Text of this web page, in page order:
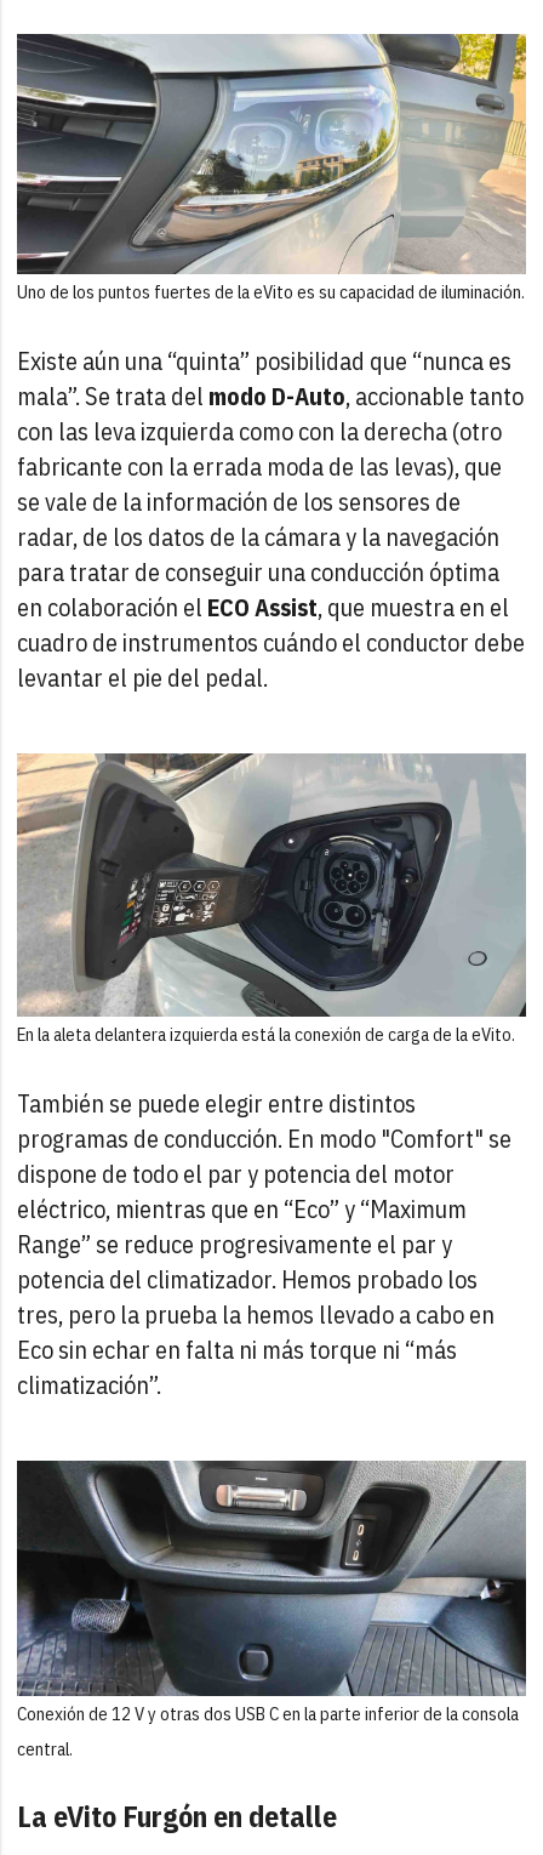
Uno de los puntos fuertes de la eVito es su capacidad de iluminación.
Existe aún una “quinta” posibilidad que “nunca es
mala”. Se trata del modo D-Auto, accionable tanto
con las leva izquierda como con la derecha (otro
fabricante con la errada moda de las levas), que
se vale de la información de los sensores de
radar, de los datos de la cámara y la navegación
para tratar de conseguir una conducción óptima
en colaboración el ECO Assist, que muestra en el
cuadro de instrumentos cuándo el conductor debe
levantar el pie del pedal.
En la aleta delantera izquierda está la conexión de carga de la eVito.
También se puede elegir entre distintos
programas de conducción. En modo "Comfort" se
dispone de todo el par y potencia del motor
eléctrico, mientras que en “Eco” y “Maximum
Range” se reduce progresivamente el par y
potencia del climatizador. Hemos probado los
tres, pero la prueba la hemos llevado a cabo en
Eco sin echar en falta ni más torque ni “más
climatización”.
Conexión de 12 V y otras dos USB C en la parte inferior de la consola
central.
La eVito Furgón en detalle